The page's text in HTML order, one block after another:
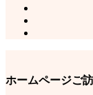
ホームページご